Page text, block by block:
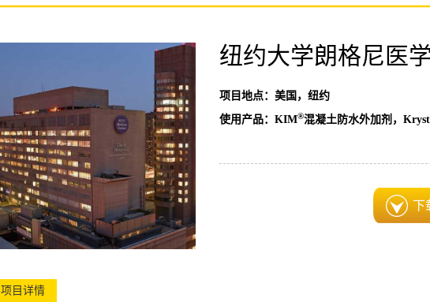
纽约大学朗格尼医
项目地点：美国，纽约
使用产品：KIM®混凝土防水外加剂，
下
项目详情